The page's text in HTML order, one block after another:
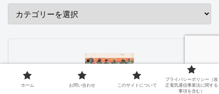
ホーム お問い合わせ このサイトについて
プライバシーポリシー（改
正電気通信事業法に関する
事項を含む）